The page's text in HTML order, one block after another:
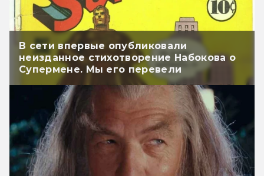
В сети впервые опубликовали
неизданное стихотворение Набокова о
Супермене. Мы его перевели